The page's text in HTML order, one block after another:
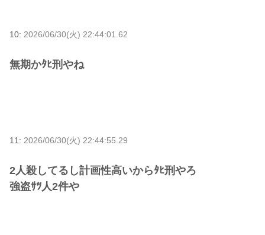
10: 2026/06/30(火) 22:44:01.62
無期かﾀﾋ刑やね
11: 2026/06/30(火) 22:44:55.29
2人殺してるし計画性高いからﾀﾋ刑やろ
強盗ｻﾂ人2件や